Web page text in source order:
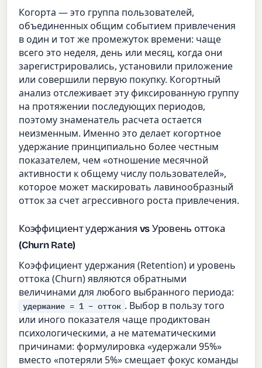
Когорта — это группа пользователей,
объединенных общим событием привлечения
в один и тот же промежуток времени: чаще
всего это неделя, день или месяц, когда они
зарегистрировались, установили приложение
или совершили первую покупку. Когортный
анализ отслеживает эту фиксированную группу
на протяжении последующих периодов,
поэтому знаменатель расчета остается
неизменным. Именно это делает когортное
удержание принципиально более честным
показателем, чем «отношение месячной
активности к общему числу пользователей»,
которое может маскировать лавинообразный
отток за счет агрессивного роста привлечения.
Коэффициент удержания vs Уровень оттока
(Churn Rate)
Коэффициент удержания (Retention) и уровень
оттока (Churn) являются обратными
величинами для любого выбранного периода:
удержание = 1 − отток . Выбор в пользу того
или иного показателя чаще продиктован
психологическими, а не математическими
причинами: формулировка «удержали 95%»
вместо «потеряли 5%» смещает фокус команды